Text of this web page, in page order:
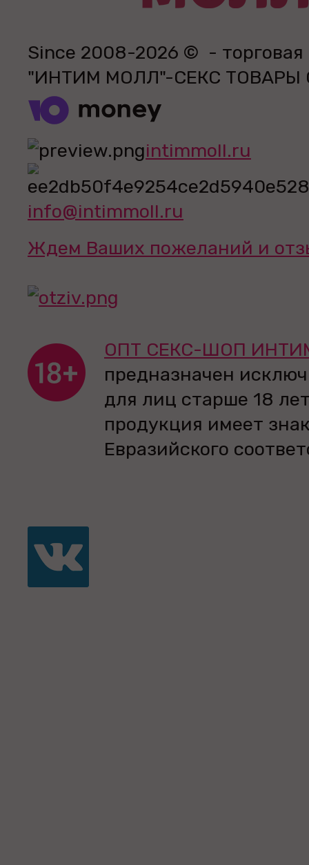
Since 2008-2026 © - торговая
"ИНТИМ МОЛЛ"-СЕКС
intimmoll.ru
info@intimmoll.ru
Ждем Ваших пожеланий и
ОПТ СЕКС-ШОП
предназначен
для лиц старше 18
продукция имеет
Евразийского